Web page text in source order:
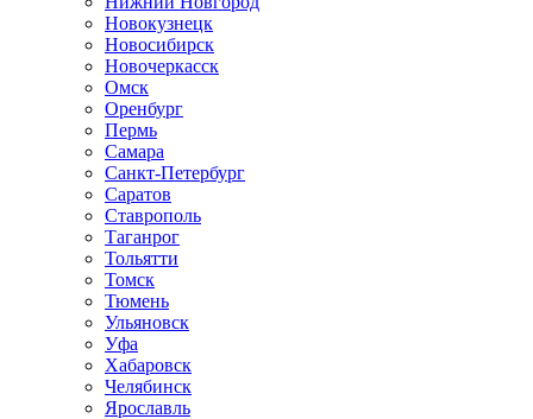
Новокузнецк
Новосибирск
Новочеркаcск
Омск
Оренбург
Пермь
Самара
Санкт-Петербург
Саратов
Ставрополь
Таганрог
Тольятти
Томск
Тюмень
Ульяновск
Уфа
Хабаровск
Челябинск
Ярославль